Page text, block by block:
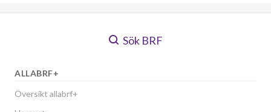
Sök BRF
ALLABRF+
Översikt allabrf+